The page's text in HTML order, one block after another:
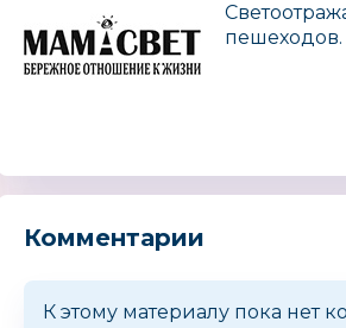
пешеходов.
Комментарии
К этому материалу пока нет